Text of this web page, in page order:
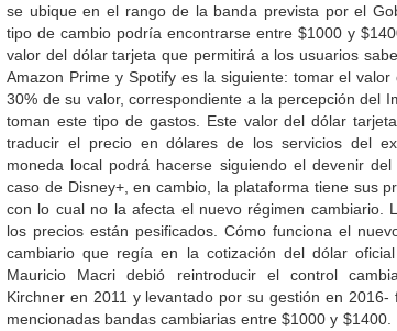
se ubique en el rango de la banda prevista por el
tipo de cambio podría encontrarse entre $1000 y
valor del dólar tarjeta que permitirá a los usuarios
Amazon Prime y Spotify es la siguiente: tomar el
30% de su valor, correspondiente a la percepción del
toman este tipo de gastos. Este valor del dólar
traducir el precio en dólares de los servicios del
moneda local podrá hacerse siguiendo el devenir
caso de Disney+, en cambio, la plataforma tiene sus
con lo cual no la afecta el nuevo régimen cambiario.
los precios están pesificados. Cómo funciona el
cambiario que regía en la cotización del dólar
Mauricio Macri debió reintroducir el control
Kirchner en 2011 y levantado por su gestión en
mencionadas bandas cambiarias entre $1000 y